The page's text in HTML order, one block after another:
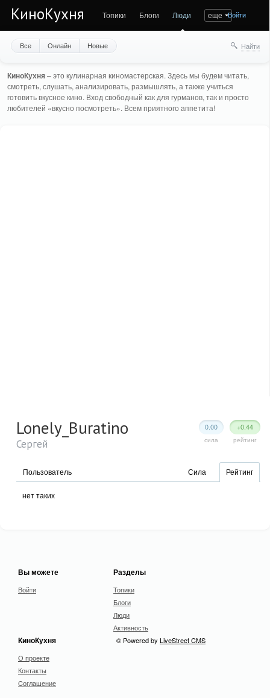
КиноКухня Топики Блоги Люди еще Войти
Все Онлайн Новые Найти
КиноКухня– это кулинарная киномастерская. Здесь мы будем читать,
смотреть, слушать, анализировать, размышлять, а также учиться
готовить вкусное кино. Вход свободный как для гурманов, так и просто
любителей «вкусно посмотреть». Всем приятного аппетита!
+0.44
рейтинг
0.00
сила
Lonely_Buratino
Сергей
Пользователь Сила Рейтинг
нет таких
Вы можете
Войти
Разделы
Топики
Блоги
Люди
Активность
КиноКухня
О проекте
Контакты
Cоглашение
© Powered by LiveStreet CMS